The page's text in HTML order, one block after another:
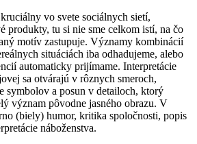
vo svete sociálnych sietí,
produkty, tu si nie sme celkom istí, na čo
motív zastupuje. Významy kombinácií
situáciách iba odhadujeme, alebo
automaticky prijímame. Interpretácie
sa otvárajú v rôznych smeroch,
symbolov a posun v detailoch, ktorý
význam pôvodne jasného obrazu. V
(biely) humor, kritika spoločnosti, popis
náboženstva.